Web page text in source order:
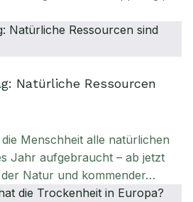
Natürliche Ressourcen
Menschheit alle natürlichen
Jahr aufgebraucht – ab jetzt
Natur und kommender…